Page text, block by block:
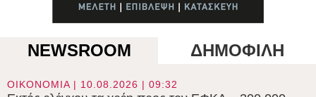
NEWSROOM ΔΗΜΟΦΙΛΗ
ΟΙΚΟΝΟΜΙΑ | 10.08.2026 | 09:32